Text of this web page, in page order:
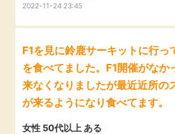
特集一覧
2022-11-24 23:45
F1を見に鈴鹿サーキットに行
を食べてました。F1開催がなか
来なくなりましたが最近近所の
が来るようになり食べてます。
女性 50代以上 ある